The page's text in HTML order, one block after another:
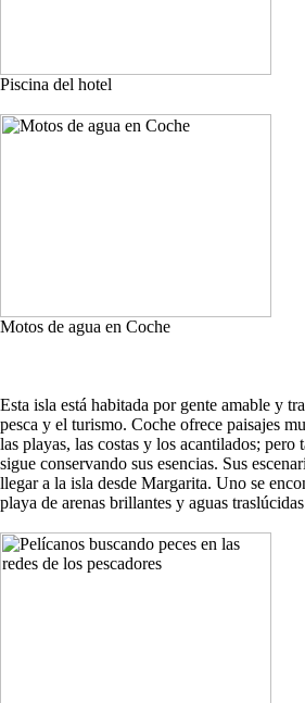
Piscina del hotel
Motos de agua en Coche
Esta isla está habitada por gente amable y
pesca y el turismo. Coche ofrece paisajes
las playas, las costas y los acantilados;
sigue conservando sus esencias. Sus
llegar a la isla desde Margarita. Uno se
playa de arenas brillantes y aguas